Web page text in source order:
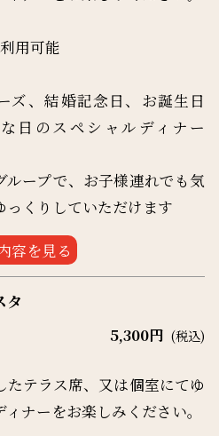
用可能
ズ、結婚記念日、お誕生日
日のスペシャルディナー
ループで、お子様連れでも気
っくりしていただけます
ッフまでお問い合わせくだ
容 （全6品）】
タ
5,300円 (税込)
たテラス席、又は個室にてゆ
ィナーをお楽しみください。